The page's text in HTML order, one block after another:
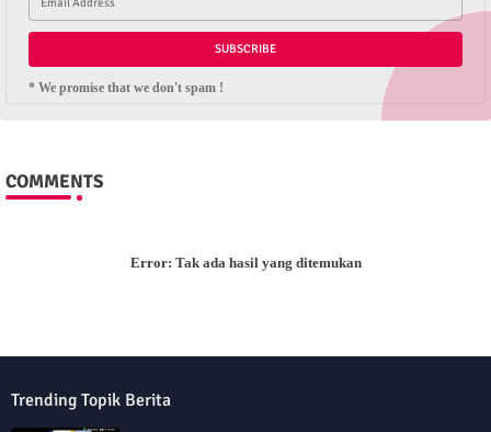
* We promise that we don't spam !
COMMENTS
Error: Tak ada hasil yang ditemukan
Trending Topik Berita